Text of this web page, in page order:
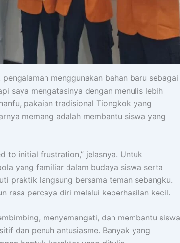
menggunakan bahan baru sebagai
saya mengatasinya dengan menulis lebih
pakaian tradisional Tiongkok yang
memang adalah membantu siswa yang
to initial frustration,” jelasnya. Untuk
yang familiar dalam budaya siswa serta
praktik langsung bersama teman sebangku.
rasa percaya diri melalui keberhasilan kecil.
menyemangati, dan membantu siswa
dan penuh antusiasme. Banyak yang